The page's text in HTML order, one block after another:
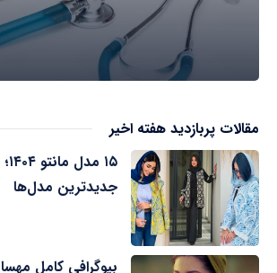
مقالات پربازدید هفته اخیر
جدیدترین مدل‌ها
بیوگرافی کامل